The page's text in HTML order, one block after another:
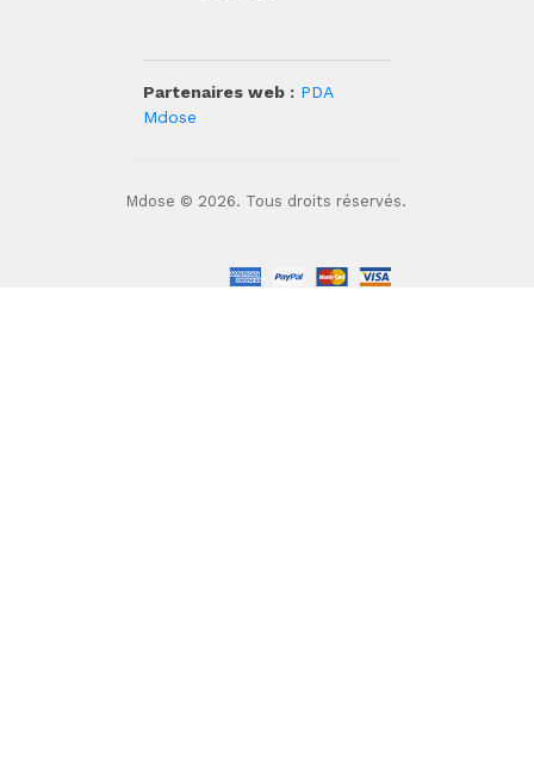
Partenaires web : PDA
Mdose
Mdose © 2026. Tous droits réservés.